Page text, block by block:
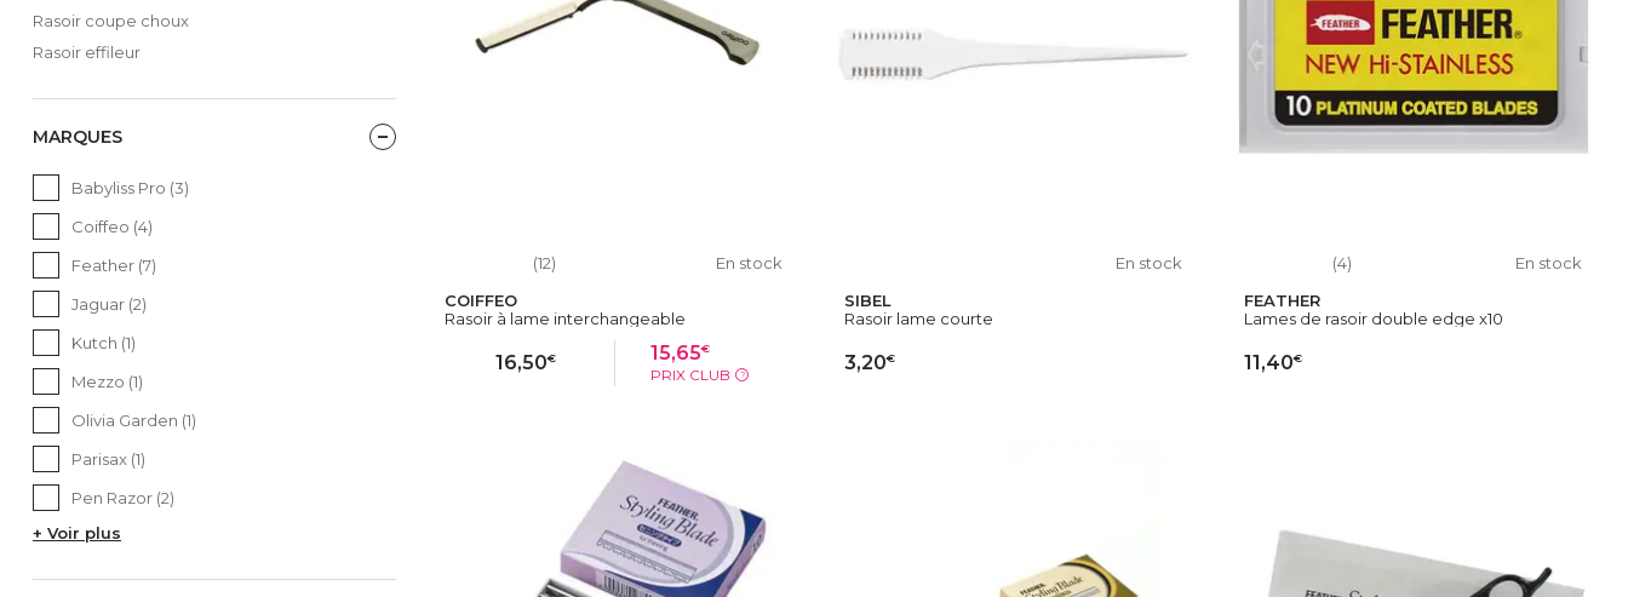
(12)
En stock
COIFFEO
Rasoir à lame interchangeable
16,50€ 15,65€
PRIX CLUB ?
En stock
SIBEL
Rasoir lame courte
3,20€
(4)
En stock
FEATHER
Lames de rasoir double edge x10
11,40€
Rasoir coupe choux
Rasoir effileur
MARQUES
Babyliss Pro (3)
Coiffeo (4)
Feather (7)
Jaguar (2)
Kutch (1)
Mezzo (1)
Olivia Garden (1)
Parisax (1)
Pen Razor (2)
+ Voir plus